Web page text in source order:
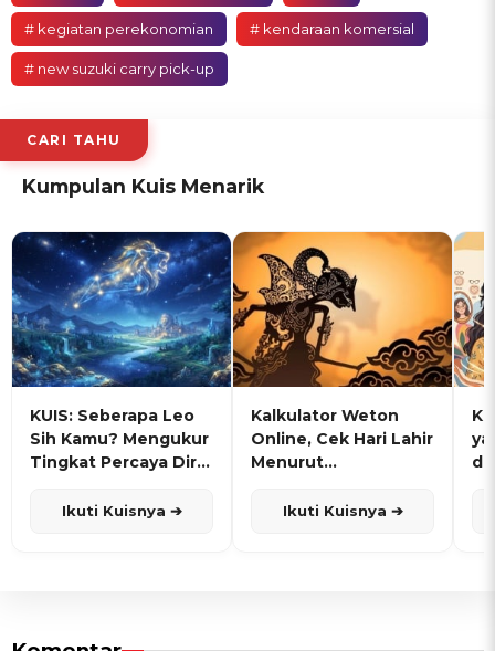
# kegiatan perekonomian # kendaraan komersial
# new suzuki carry pick-up
CARI TAHU
Kumpulan Kuis Menarik
KUIS: Seberapa Leo
Sih Kamu? Mengukur
Tingkat Percaya Diri
Ikuti Kuisnya ➔
Kalkulator Weton
Online, Cek Hari Lahir
Menurut
Ikuti Kuisnya ➔